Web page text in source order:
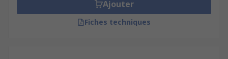
Ajouter
Fiches techniques